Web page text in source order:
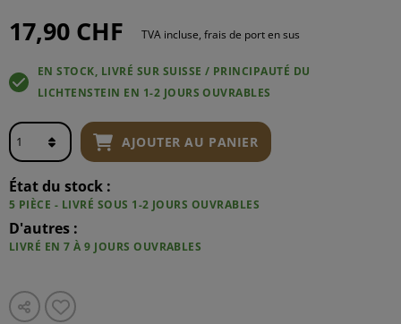
17,90 CHF TVA incluse, frais de port en sus
EN STOCK, LIVRÉ SUR SUISSE / PRINCIPAUTÉ DU
LICHTENSTEIN EN 1-2 JOURS OUVRABLES
AJOUTER AU PANIER
État du stock :
5 PIÈCE - LIVRÉ SOUS 1-2 JOURS OUVRABLES
D'autres :
LIVRÉ EN 7 À 9 JOURS OUVRABLES